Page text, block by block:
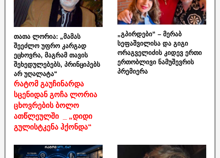
თათა ლორია: „მამას
შეეძლო უფრო კარგად
ეცხოვრა, მაგრამ თავის
შეხედულებებს, პრინციპებს
არ უღალატა“
რატომ გაუჩინარდა
სცენიდან გოჩა ლორია
ცხოვრების ბოლო
ათწლეულში _ „დიდი
გულისტკენა ჰქონდა“
„გპირდები“ – მერაბ
სეფაშვილისა და გიგი
ორაგველიძის კიდევ ერთი
ერთობლივი ნამუშევრის
პრემიერა